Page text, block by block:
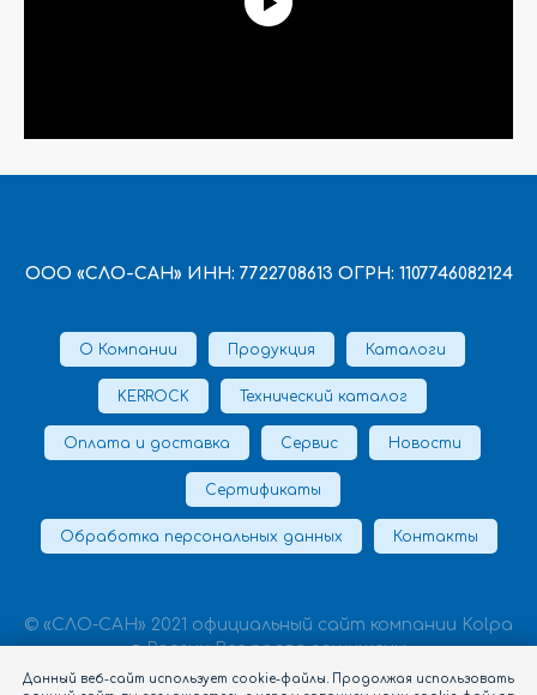
ООО «СЛО-САН» ИНН: 7722708613 ОГРН: 1107746082124
О Компании Продукция Каталоги
KERROCK Технический каталог
Оплата и доставка Сервис Новости
Сертификаты
Обработка персональных данных Контакты
© «СЛО-САН» 2021 официальный сайт компании Kolpa
в России Все права защищены
Данный веб-сайт использует cookie-файлы. Продолжая использовать